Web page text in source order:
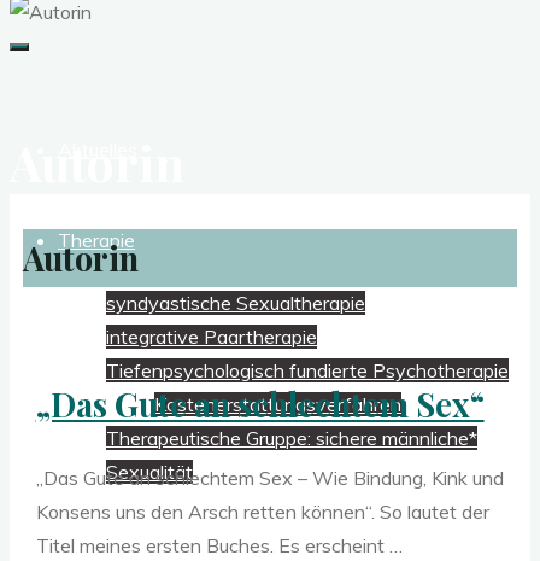
Dr.
Stephanie
Psychotherapie
Therapie
syndyastische Sexualtherapie
integrative Paartherapie
Tiefenpsychologisch fundierte Psychotherapie
Kostenerstattungsverfahren
Therapeutische Gruppe: sichere männliche*
Sexualität
Feministische Sexualmedizin
Autorin
„Das Gute an schlechtem Sex“
„Das Gute an schlechtem Sex – Wie Bindung, Kink und
Konsens uns den Arsch retten können“. So lautet der
Titel meines ersten Buches. Es erscheint …